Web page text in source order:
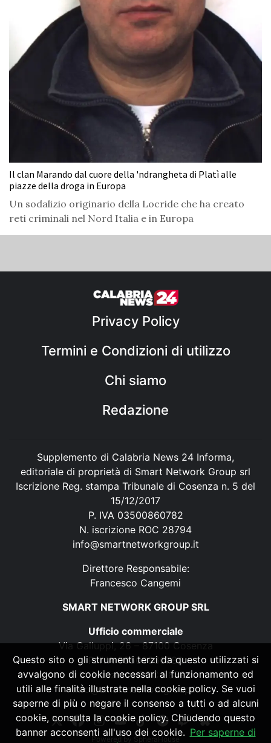
Il clan Marando dal cuore della 'ndrangheta di Platì alle
piazze della droga in Europa
Un sodalizio originario della Locride che ha creato
reti criminali nel Nord Italia e in Europa
Privacy Policy
Termini e Condizioni di utilizzo
Chi siamo
Redazione
Supplemento di Calabria News 24 Informa,
editoriale di proprietà di Smart Network Group srl
Iscrizione Reg. stampa Tribunale di Cosenza n. 5 del
15/12/2017
P. IVA 03500860782
N. iscrizione ROC 28794
info@smartnetworkgroup.it
Direttore Responsabile:
Francesco Cangemi
SMART NETWORK GROUP SRL
Ufficio commerciale
Via Galluppi, 26 – 87100 Cosenza
P. IVA 03500860782
N. iscrizione ROC 28794
info@smartnetworkgroup.it
Powered by SpheraHouse
Questo sito o gli strumenti terzi da questo utilizzati si
avvalgono di cookie necessari al funzionamento ed
utili alle finalità illustrate nella cookie policy. Se vuoi
saperne di più o negare il consenso a tutti o ad alcuni
cookie, consulta la cookie policy. Chiudendo questo
banner acconsenti all'uso dei cookie. Per saperne di